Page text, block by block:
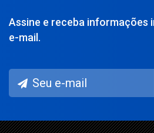
Assine e receba informações
e-mail.